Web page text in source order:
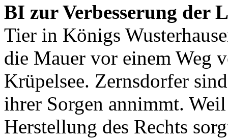
BI zur Verbesserung der
Tier in Königs
die Mauer vor einem Weg
Krüpelsee. Zernsdorfer
ihrer Sorgen annimmt.
Herstellung des Rechts